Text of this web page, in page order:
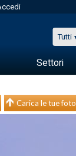
Tutti
Settori
Carica le tue foto